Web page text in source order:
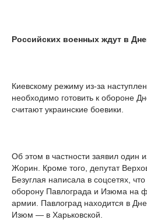
Российских военных ждут в
Киевскому режиму из-за
необходимо готовить к обороне
считают украинские боевики.
Об этом в частности заявил
Жорин. Кроме того, депутат
Безуглая написала в соцсетях,
оборону Павлограда и Изюма на
армии. Павлоград находится в
Изюм — в Харьковской.